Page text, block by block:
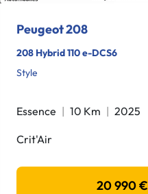
Peugeot 208
208 Hybrid 110 e-DCS6
Style
Essence 10 Km 2025
Crit'Air
20 990 €